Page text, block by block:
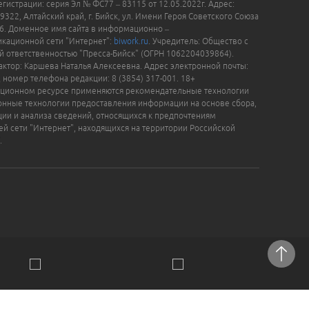
серия Эл № ФС77 – 83115 от 12.05.2022г. Адрес:
Алтайский край, г. Бийск, ул. Имени Героя Советского Союза
Доменное имя сайта в информационно –
сети "Интернет": biwork.ru . Учредитель: Общество с
ответственностью "Пресса-Бийск" (ОГРН 1062204039864).
Каршева Наталья Алексеевна. Адрес электронной почты:
, номер телефона редакции: 8 (3854) 317-001. 18+
ресурсе применяются рекомендательные технологии
технологии предоставления информации на основе сбора,
и анализа сведений, относящихся к предпочтениям
сети "Интернет", находящихся на территории Российской